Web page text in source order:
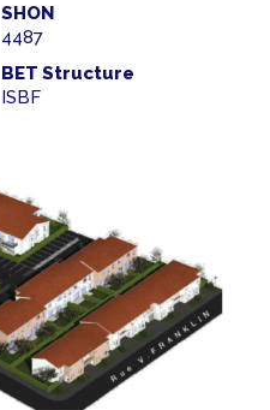
SHON
4487
BET Structure
ISBF